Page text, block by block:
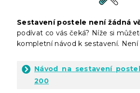
Sestavení postele není žádná
podívat co vás čeká? Níže si
kompletní návod k sestavení. Není
Návod na sestavení
200